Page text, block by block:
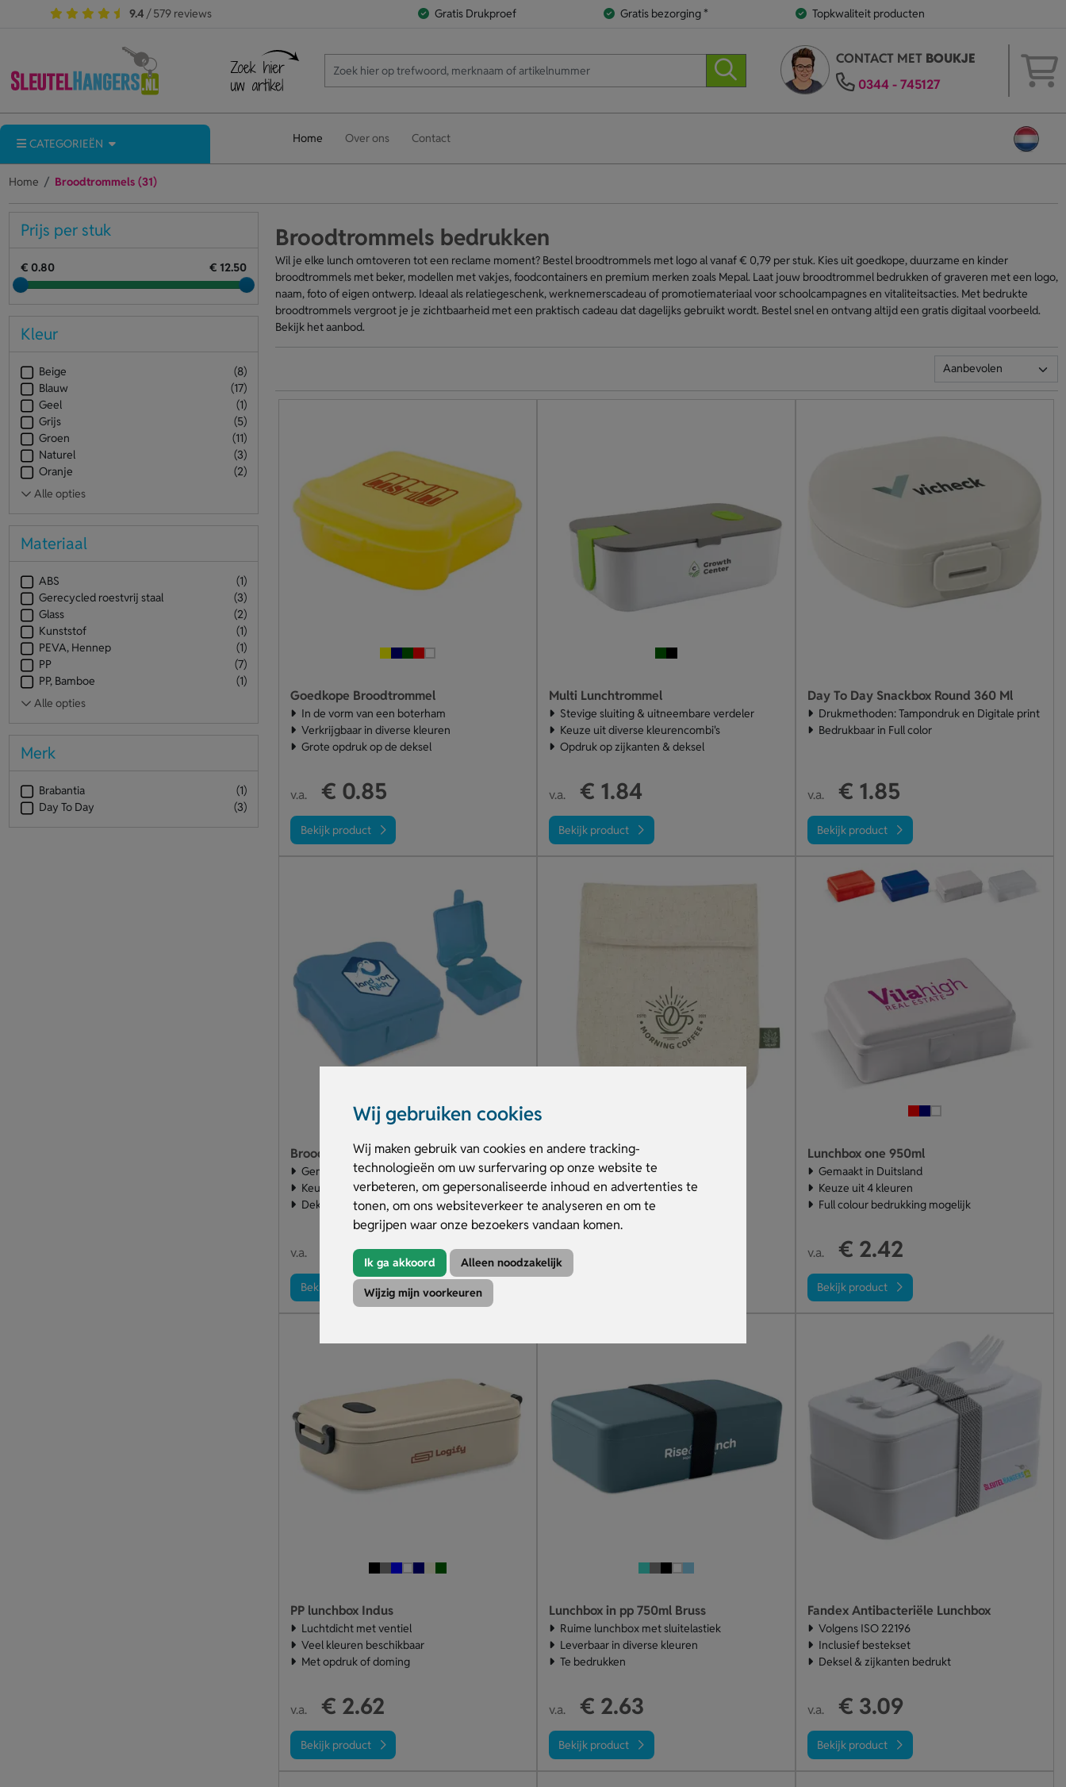
Wij gebruiken cookies
Wij maken gebruik van cookies en andere tracking-
technologieën om uw surfervaring op onze website te
verbeteren, om gepersonaliseerde inhoud en advertenties te
tonen, om ons websiteverkeer te analyseren en om te
begrijpen waar onze bezoekers vandaan komen.
Ik ga akkoord Alleen noodzakelijk
Wijzig mijn voorkeuren
9.4 / 579 reviews Gratis Drukproef Gratis bezorging * Topkwaliteit producten
CONTACT MET BOUKJE
0344 - 745127
CATEGORIEËN Home Over ons Contact
Home Broodtrommels (31)
Broodtrommels bedrukken
Wil je elke lunch omtoveren tot een reclame moment? Bestel broodtrommels met logo al vanaf € 0,79 per stuk. Kies uit goedkope, duurzame en kinder
broodtrommels met beker, modellen met vakjes, foodcontainers en premium merken zoals Mepal. Laat jouw broodtrommel bedrukken of graveren met een logo,
naam, foto of eigen ontwerp. Ideaal als relatiegeschenk, werknemerscadeau of promotiemateriaal voor schoolcampagnes en vitaliteitsacties. Met bedrukte
broodtrommels vergroot je je zichtbaarheid met een praktisch cadeau dat dagelijks gebruikt wordt. Bestel snel en ontvang altijd een gratis digitaal voorbeeld.
Bekijk het aanbod.
Goedkope Broodtrommel
In de vorm van een boterham
Verkrijgbaar in diverse kleuren
Grote opdruk op de deksel
v.a. € 0.85
Bekijk product
Multi Lunchtrommel
Stevige sluiting & uitneembare verdeler
Keuze uit diverse kleurencombi's
Opdruk op zijkanten & deksel
v.a. € 1.84
Bekijk product
Day To Day Snackbox Round 360 Ml
Drukmethoden: Tampondruk en Digitale print
Bedrukbaar in Full color
v.a. € 1.85
Bekijk product
Broodtrommel sandwich
Gemaakt uit 1 deel
Keuze uit basiskleuren
Deksel bedrukbaar
v.a. € 2.31
Bekijk product
Duurzame Broodzak Bedrukken
Herbruikbaar met klittenbandsluiting
Van biologisch geteelde hennepvezel
Bedrukt op voor- & achterkant
v.a.
Lunchbox one 950ml
Gemaakt in Duitsland
Keuze uit 4 kleuren
Full colour bedrukking mogelijk
v.a. € 2.42
Bekijk product
PP lunchbox Indus
Luchtdicht met ventiel
Veel kleuren beschikbaar
Met opdruk of doming
v.a. € 2.62
Bekijk product
Lunchbox in pp 750ml Bruss
Ruime lunchbox met sluitelastiek
Leverbaar in diverse kleuren
Te bedrukken
v.a. € 2.63
Bekijk product
Fandex Antibacteriële Lunchbox
Volgens ISO 22196
Inclusief bestekset
Deksel & zijkanten bedrukt
v.a. € 3.09
Bekijk product
Prijs per stuk
€ 0.80 € 12.50
Kleur
Beige
(8)
Blauw
(17)
Geel
(1)
Grijs
(5)
Groen
(11)
Naturel
(3)
Oranje
(2)
Materiaal
ABS
(1)
Gerecycled roestvrij staal
(3)
Glass
(2)
Kunststof
(1)
PEVA, Hennep
(1)
PP
(7)
PP, Bamboe
(1)
Merk
Brabantia
(1)
Day To Day
(3)